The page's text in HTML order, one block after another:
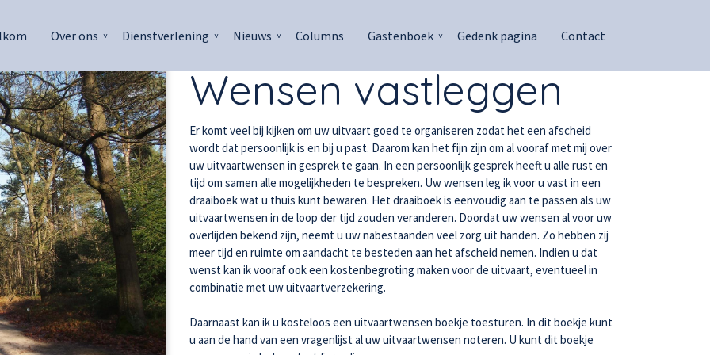
Over ons Dienstverlening Nieuws Columns Gastenboek Gedenk pagina Contact
Wensen vastleggen
Er komt veel bij kijken om uw uitvaart goed te organiseren zodat het een afscheid
wordt dat persoonlijk is en bij u past. Daarom kan het fijn zijn om al vooraf met mij over
uw uitvaartwensen in gesprek te gaan. In een persoonlijk gesprek heeft u alle rust en
tijd om samen alle mogelijkheden te bespreken. Uw wensen leg ik voor u vast in een
draaiboek wat u thuis kunt bewaren. Het draaiboek is eenvoudig aan te passen als uw
uitvaartwensen in de loop der tijd zouden veranderen. Doordat uw wensen al voor uw
overlijden bekend zijn, neemt u uw nabestaanden veel zorg uit handen. Zo hebben zij
meer tijd en ruimte om aandacht te besteden aan het afscheid nemen. Indien u dat
wenst kan ik vooraf ook een kostenbegroting maken voor de uitvaart, eventueel in
combinatie met uw uitvaartverzekering.
​Daarnaast kan ik u kosteloos een uitvaartwensen boekje toesturen. In dit boekje kunt
u aan de hand van een vragenlijst al uw uitvaartwensen noteren. U kunt dit boekje